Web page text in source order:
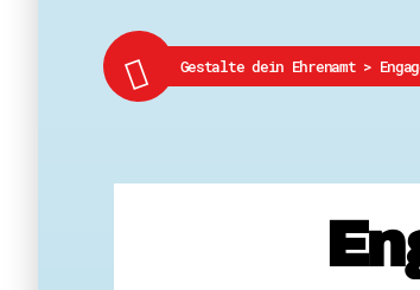
Gestalte dein Ehrenamt >